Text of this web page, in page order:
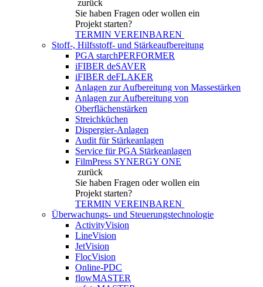
zurück
Sie haben Fragen oder wollen ein
Projekt starten?
TERMIN VEREINBAREN
Stoff-, Hilfsstoff- und Stärkeaufbereitung
PGA starchPERFORMER
iFIBER deSAVER
iFIBER deFLAKER
Anlagen zur Aufbereitung von Massestärken
Anlagen zur Aufbereitung von
Oberflächenstärken
Streichküchen
Dispergier-Anlagen
Audit für Stärkeanlagen
Service für PGA Stärkeanlagen
FilmPress SYNERGY ONE
zurück
Sie haben Fragen oder wollen ein
Projekt starten?
TERMIN VEREINBAREN
Überwachungs- und Steuerungstechnologie
ActivityVision
LineVision
JetVision
FlocVision
Online-PDC
flowMASTER